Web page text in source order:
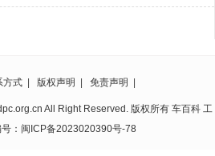
方式 版权声明 免责声明
All Right Reserved. 版权所有 车百科 工
： 闽ICP备2023020390号-78